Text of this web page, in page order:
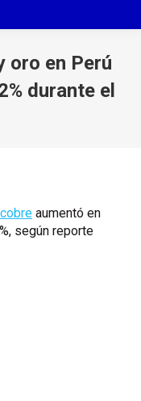
oro en Perú
durante el
aumentó en
según reporte